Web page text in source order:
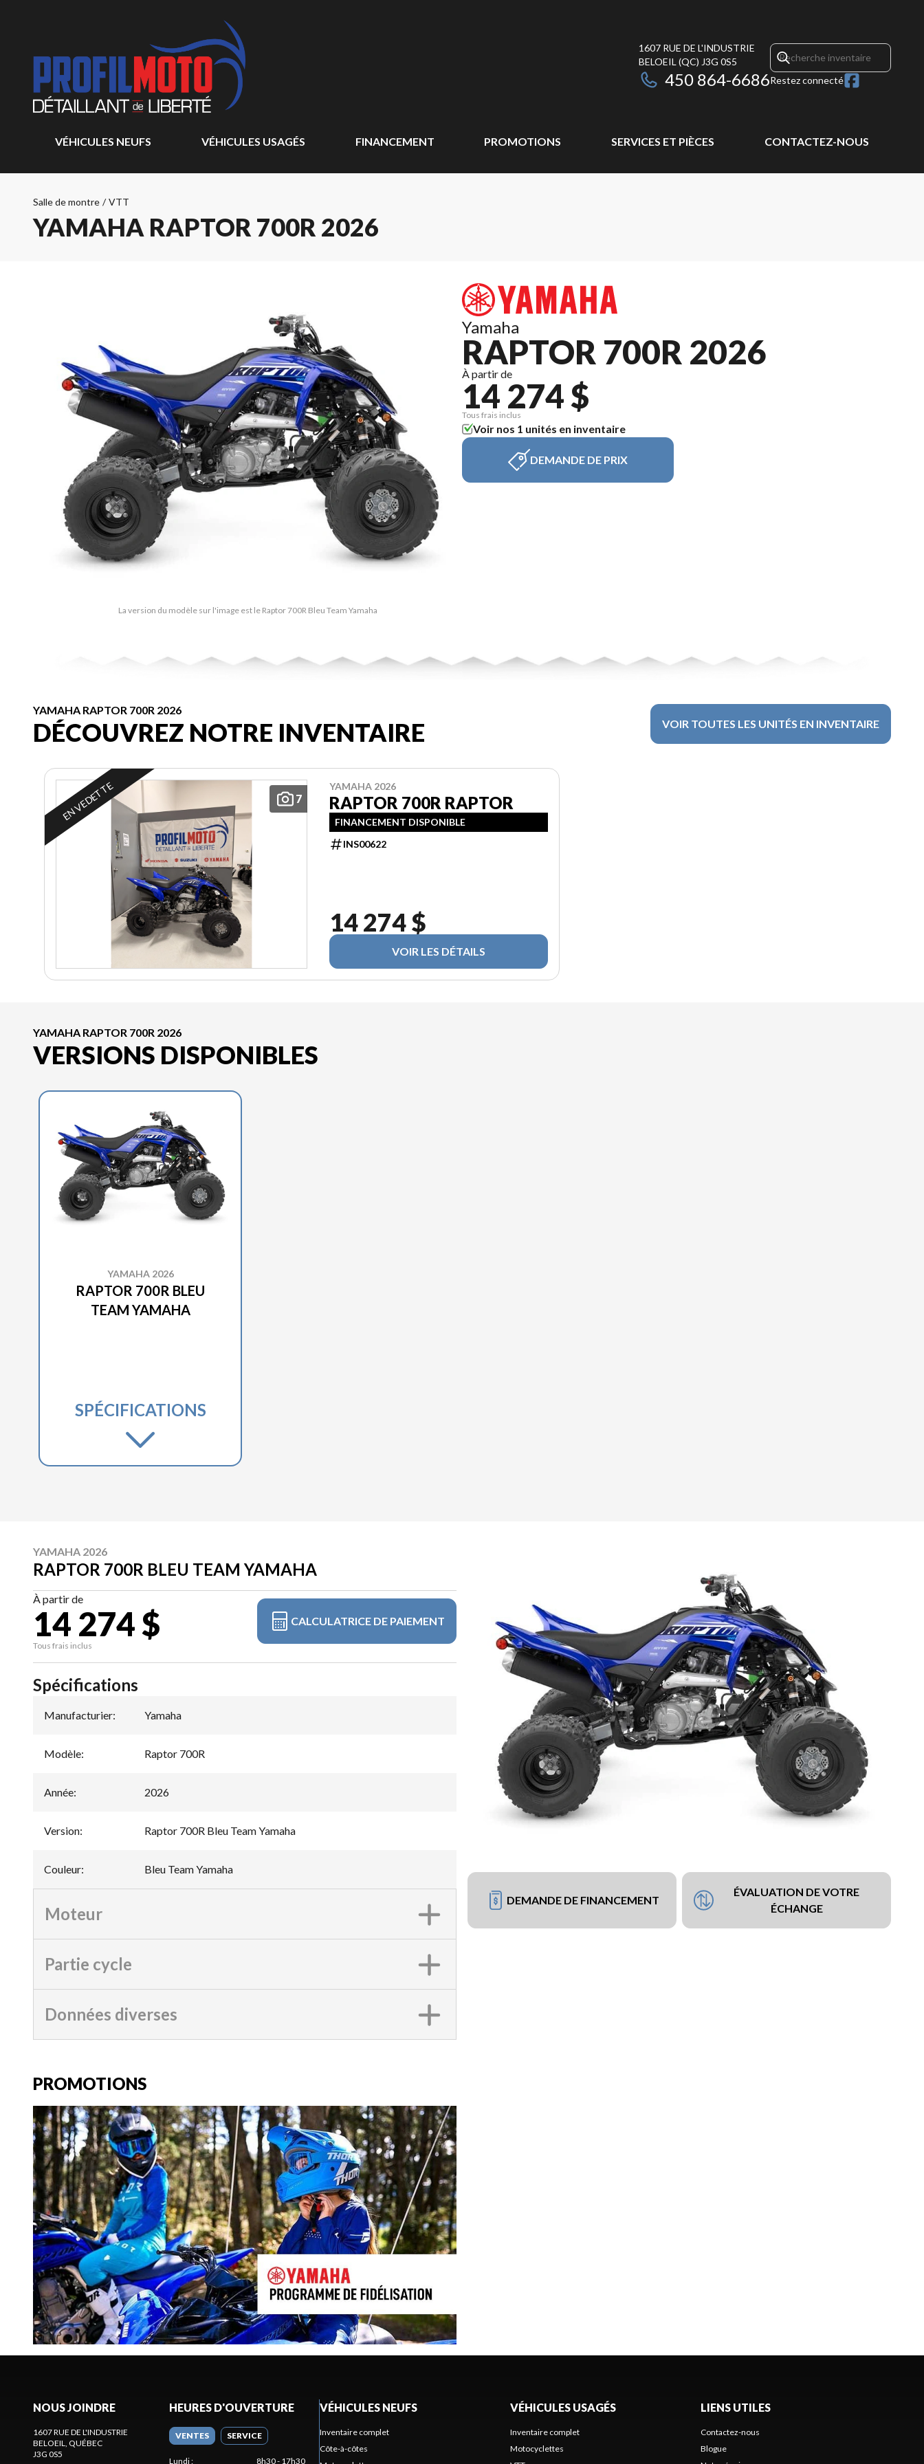
1607 RUE DE L'INDUSTRIE
BELOEIL (QC) J3G 0S5
450 864-6686Restez connecté
VÉHICULES NEUFS VÉHICULES USAGÉS FINANCEMENT PROMOTIONS SERVICES ET PIÈCES CONTACTEZ-NOUS
Salle de montre / VTT
YAMAHA RAPTOR 700R 2026
La version du modèle sur l'image est le Raptor 700R Bleu Team Yamaha
Yamaha
RAPTOR 700R 2026
À partir de
14 274 $
Tous frais inclus
Voir nos 1 unités en inventaire
DEMANDE DE PRIX
YAMAHA RAPTOR 700R 2026
DÉCOUVREZ NOTRE INVENTAIRE VOIR TOUTES LES UNITÉS EN INVENTAIRE
7
EN VEDETTE YAMAHA 2026
RAPTOR 700R RAPTOR
FINANCEMENT DISPONIBLE
INS00622
14 274 $
VOIR LES DÉTAILS
YAMAHA RAPTOR 700R 2026
VERSIONS DISPONIBLES
YAMAHA 2026
RAPTOR 700R BLEU
TEAM YAMAHA
SPÉCIFICATIONS
YAMAHA 2026
RAPTOR 700R BLEU TEAM YAMAHA
À partir de
14 274 $
Tous frais inclus
CALCULATRICE DE PAIEMENT
DEMANDE DE FINANCEMENT
ÉVALUATION DE VOTRE
ÉCHANGE
Spécifications
Manufacturier: Yamaha
Modèle: Raptor 700R
Année: 2026
Version: Raptor 700R Bleu Team Yamaha
Couleur: Bleu Team Yamaha
Moteur
Partie cycle
Données diverses
PROMOTIONS
NOUS JOINDRE
1607 RUE DE L'INDUSTRIE
BELOEIL , QUÉBEC
J3G 0S5
HEURES D'OUVERTURE
VENTES SERVICE
Lundi: 8h30 - 17h30
VÉHICULES NEUFS
Inventaire complet
Côte-à-côtes
VÉHICULES USAGÉS
Inventaire complet
Motocyclettes
LIENS UTILES
Contactez-nous
Blogue